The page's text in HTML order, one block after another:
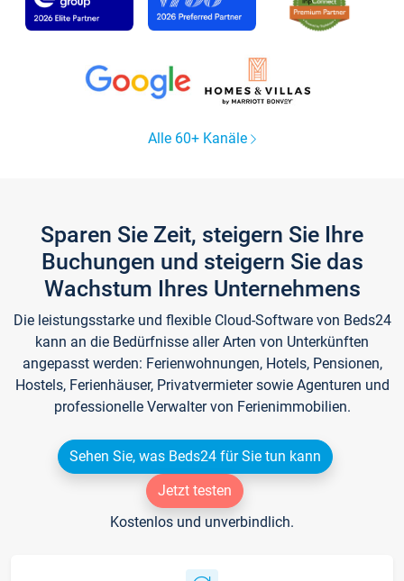
Alle 60+ Kanäle
Sparen Sie Zeit, steigern Sie Ihre
Buchungen und steigern Sie das
Wachstum Ihres Unternehmens
Die leistungsstarke und flexible Cloud-Software von Beds24
kann an die Bedürfnisse aller Arten von Unterkünften
angepasst werden: Ferienwohnungen, Hotels, Pensionen,
Hostels, Ferienhäuser, Privatvermieter sowie Agenturen und
professionelle Verwalter von Ferienimmobilien.
Sehen Sie, was Beds24 für Sie tun kann
Jetzt testen
Kostenlos und unverbindlich.